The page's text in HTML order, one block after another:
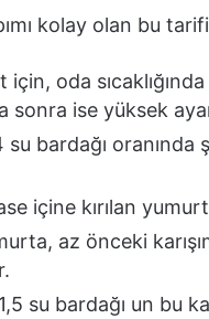
kolay olan bu
oda
sonra ise yüksek
su bardağı
içine kırılan
az önceki
su bardağı un bu